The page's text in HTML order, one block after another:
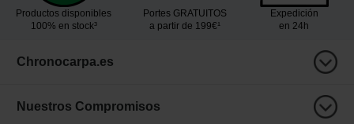
Productos disponibles
100% en stock³
Portes GRATUITOS
a partir de 199€¹
Expedición
en 24h
Chronocarpa.es
Nuestros Compromisos